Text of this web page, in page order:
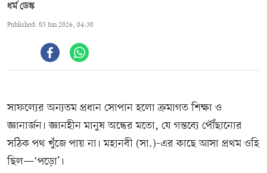
ধর্ম ডেস্ক
Published: 03 Jun 2026, 04:30
সাফল্যের অন্যতম প্রধান সোপান হলো ক্রমাগত শিক্ষা ও
জ্ঞানার্জন। জ্ঞানহীন মানুষ অন্ধের মতো, যে গন্তব্যে পৌঁছানোর
সঠিক পথ খুঁজে পায় না। মহানবী (সা.)-এর কাছে আসা প্রথম ওহি
ছিল—‘পড়ো’।